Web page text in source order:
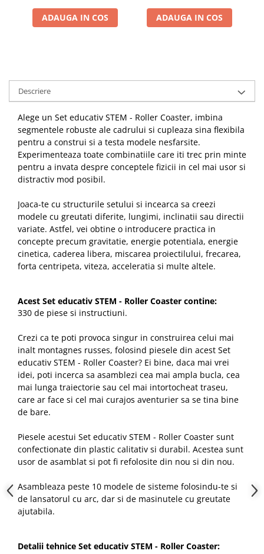
ADAUGA IN COS ADAUGA IN COS
Descriere
Alege un Set educativ STEM - Roller Coaster, imbina
segmentele robuste ale cadrului si cupleaza sina flexibila
pentru a construi si a testa modele nesfarsite.
Experimenteaza toate combinatiile care iti trec prin minte
pentru a invata despre conceptele fizicii in cel mai usor si
distractiv mod posibil.
Joaca-te cu structurile setului si incearca sa creezi
modele cu greutati diferite, lungimi, inclinatii sau directii
variate. Astfel, vei obtine o introducere practica in
concepte precum gravitatie, energie potentiala, energie
cinetica, caderea libera, miscarea proiectilului, frecarea,
forta centripeta, viteza, acceleratia si multe altele.
Acest Set educativ STEM - Roller Coaster contine:
330 de piese si instructiuni.
Crezi ca te poti provoca singur in construirea celui mai
inalt montagnes russes, folosind piesele din acest Set
educativ STEM - Roller Coaster? Ei bine, daca mai vrei
idei, poti incerca sa asamblezi cea mai ampla bucla, cea
mai lunga traiectorie sau cel mai intortocheat traseu,
care ar face si cel mai curajos aventurier sa se tina bine
de bare.
Piesele acestui Set educativ STEM - Roller Coaster sunt
confectionate din plastic calitativ si durabil. Acestea sunt
usor de asamblat si pot fi refolosite din nou si din nou.
Asambleaza peste 10 modele de sisteme folosindu-te si
de lansatorul cu arc, dar si de masinutele cu greutate
ajutabila.
Detalii tehnice Set educativ STEM - Roller Coaster: